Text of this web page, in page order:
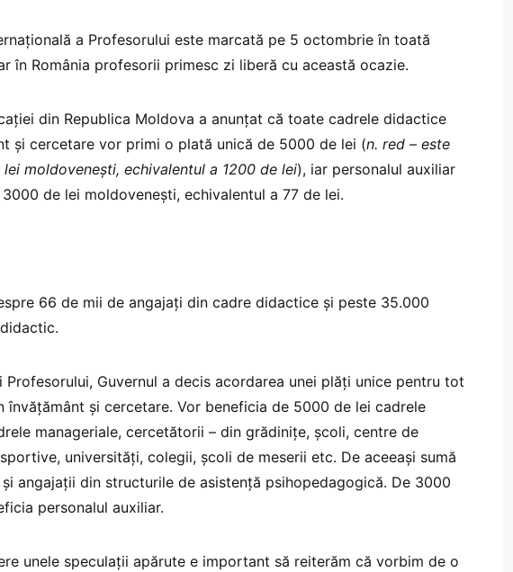
a Profesorului este marcată pe 5 octombrie în toată
în România profesorii primesc zi liberă cu această ocazie.
din Republica Moldova a anunțat că toate cadrele didactice
și cercetare vor primi o plată unică de 5000 de lei (n. red – este
moldovenești, echivalentul a 1200 de lei), iar personalul auxiliar
de lei moldovenești, echivalentul a 77 de lei.
66 de mii de angajați din cadre didactice și peste 35.000
Profesorului, Guvernul a decis acordarea unei plăți unice pentru tot
învățământ și cercetare. Vor beneficia de 5000 de lei cadrele
manageriale, cercetătorii – din grădinițe, școli, centre de
universități, colegii, școli de meserii etc. De aceeași sumă
angajații din structurile de asistență psihopedagogică. De 3000
personalul auxiliar.
unele speculații apărute e important să reiterăm că vorbim de o